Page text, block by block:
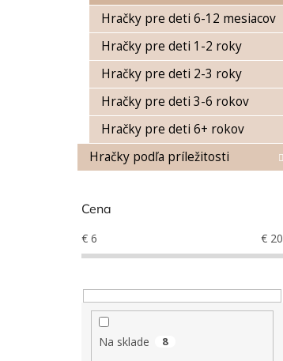
Hračky pre deti 6-12 mesiacov
Hračky pre deti 1-2 roky
Hračky pre deti 2-3 roky
Hračky pre deti 3-6 rokov
Hračky pre deti 6+ rokov
Hračky podľa príležitosti
Cena
€ 6 € 20
Na sklade 8